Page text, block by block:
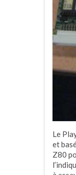
Le
et
Z80